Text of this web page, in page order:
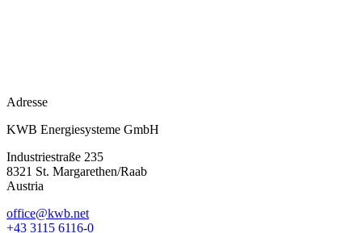
Adresse
KWB Energiesysteme GmbH
Industriestraße 235
8321 St. Margarethen/Raab
Austria
office@kwb.net
+43 3115 6116-0